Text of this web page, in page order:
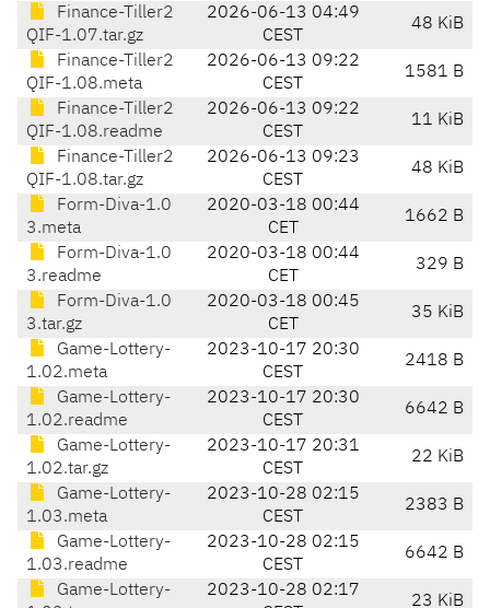
Finance-Tiller2
QIF-1.07.tar.gz
2026-06-13 04:49
CEST
48 KiB
Finance-Tiller2
QIF-1.08.meta
2026-06-13 09:22
CEST
1581 B
Finance-Tiller2
QIF-1.08.readme
2026-06-13 09:22
CEST
11 KiB
Finance-Tiller2
QIF-1.08.tar.gz
2026-06-13 09:23
CEST
48 KiB
Form-Diva-1.0
3.meta
2020-03-18 00:44
CET
1662 B
Form-Diva-1.0
3.readme
2020-03-18 00:44
CET
329 B
Form-Diva-1.0
3.tar.gz
2020-03-18 00:45
CET
35 KiB
Game-Lottery-
1.02.meta
2023-10-17 20:30
CEST
2418 B
Game-Lottery-
1.02.readme
2023-10-17 20:30
CEST
6642 B
Game-Lottery-
1.02.tar.gz
2023-10-17 20:31
CEST
22 KiB
Game-Lottery-
1.03.meta
2023-10-28 02:15
CEST
2383 B
Game-Lottery-
1.03.readme
2023-10-28 02:15
CEST
6642 B
Game-Lottery-
2023-10-28 02:17
23 KiB